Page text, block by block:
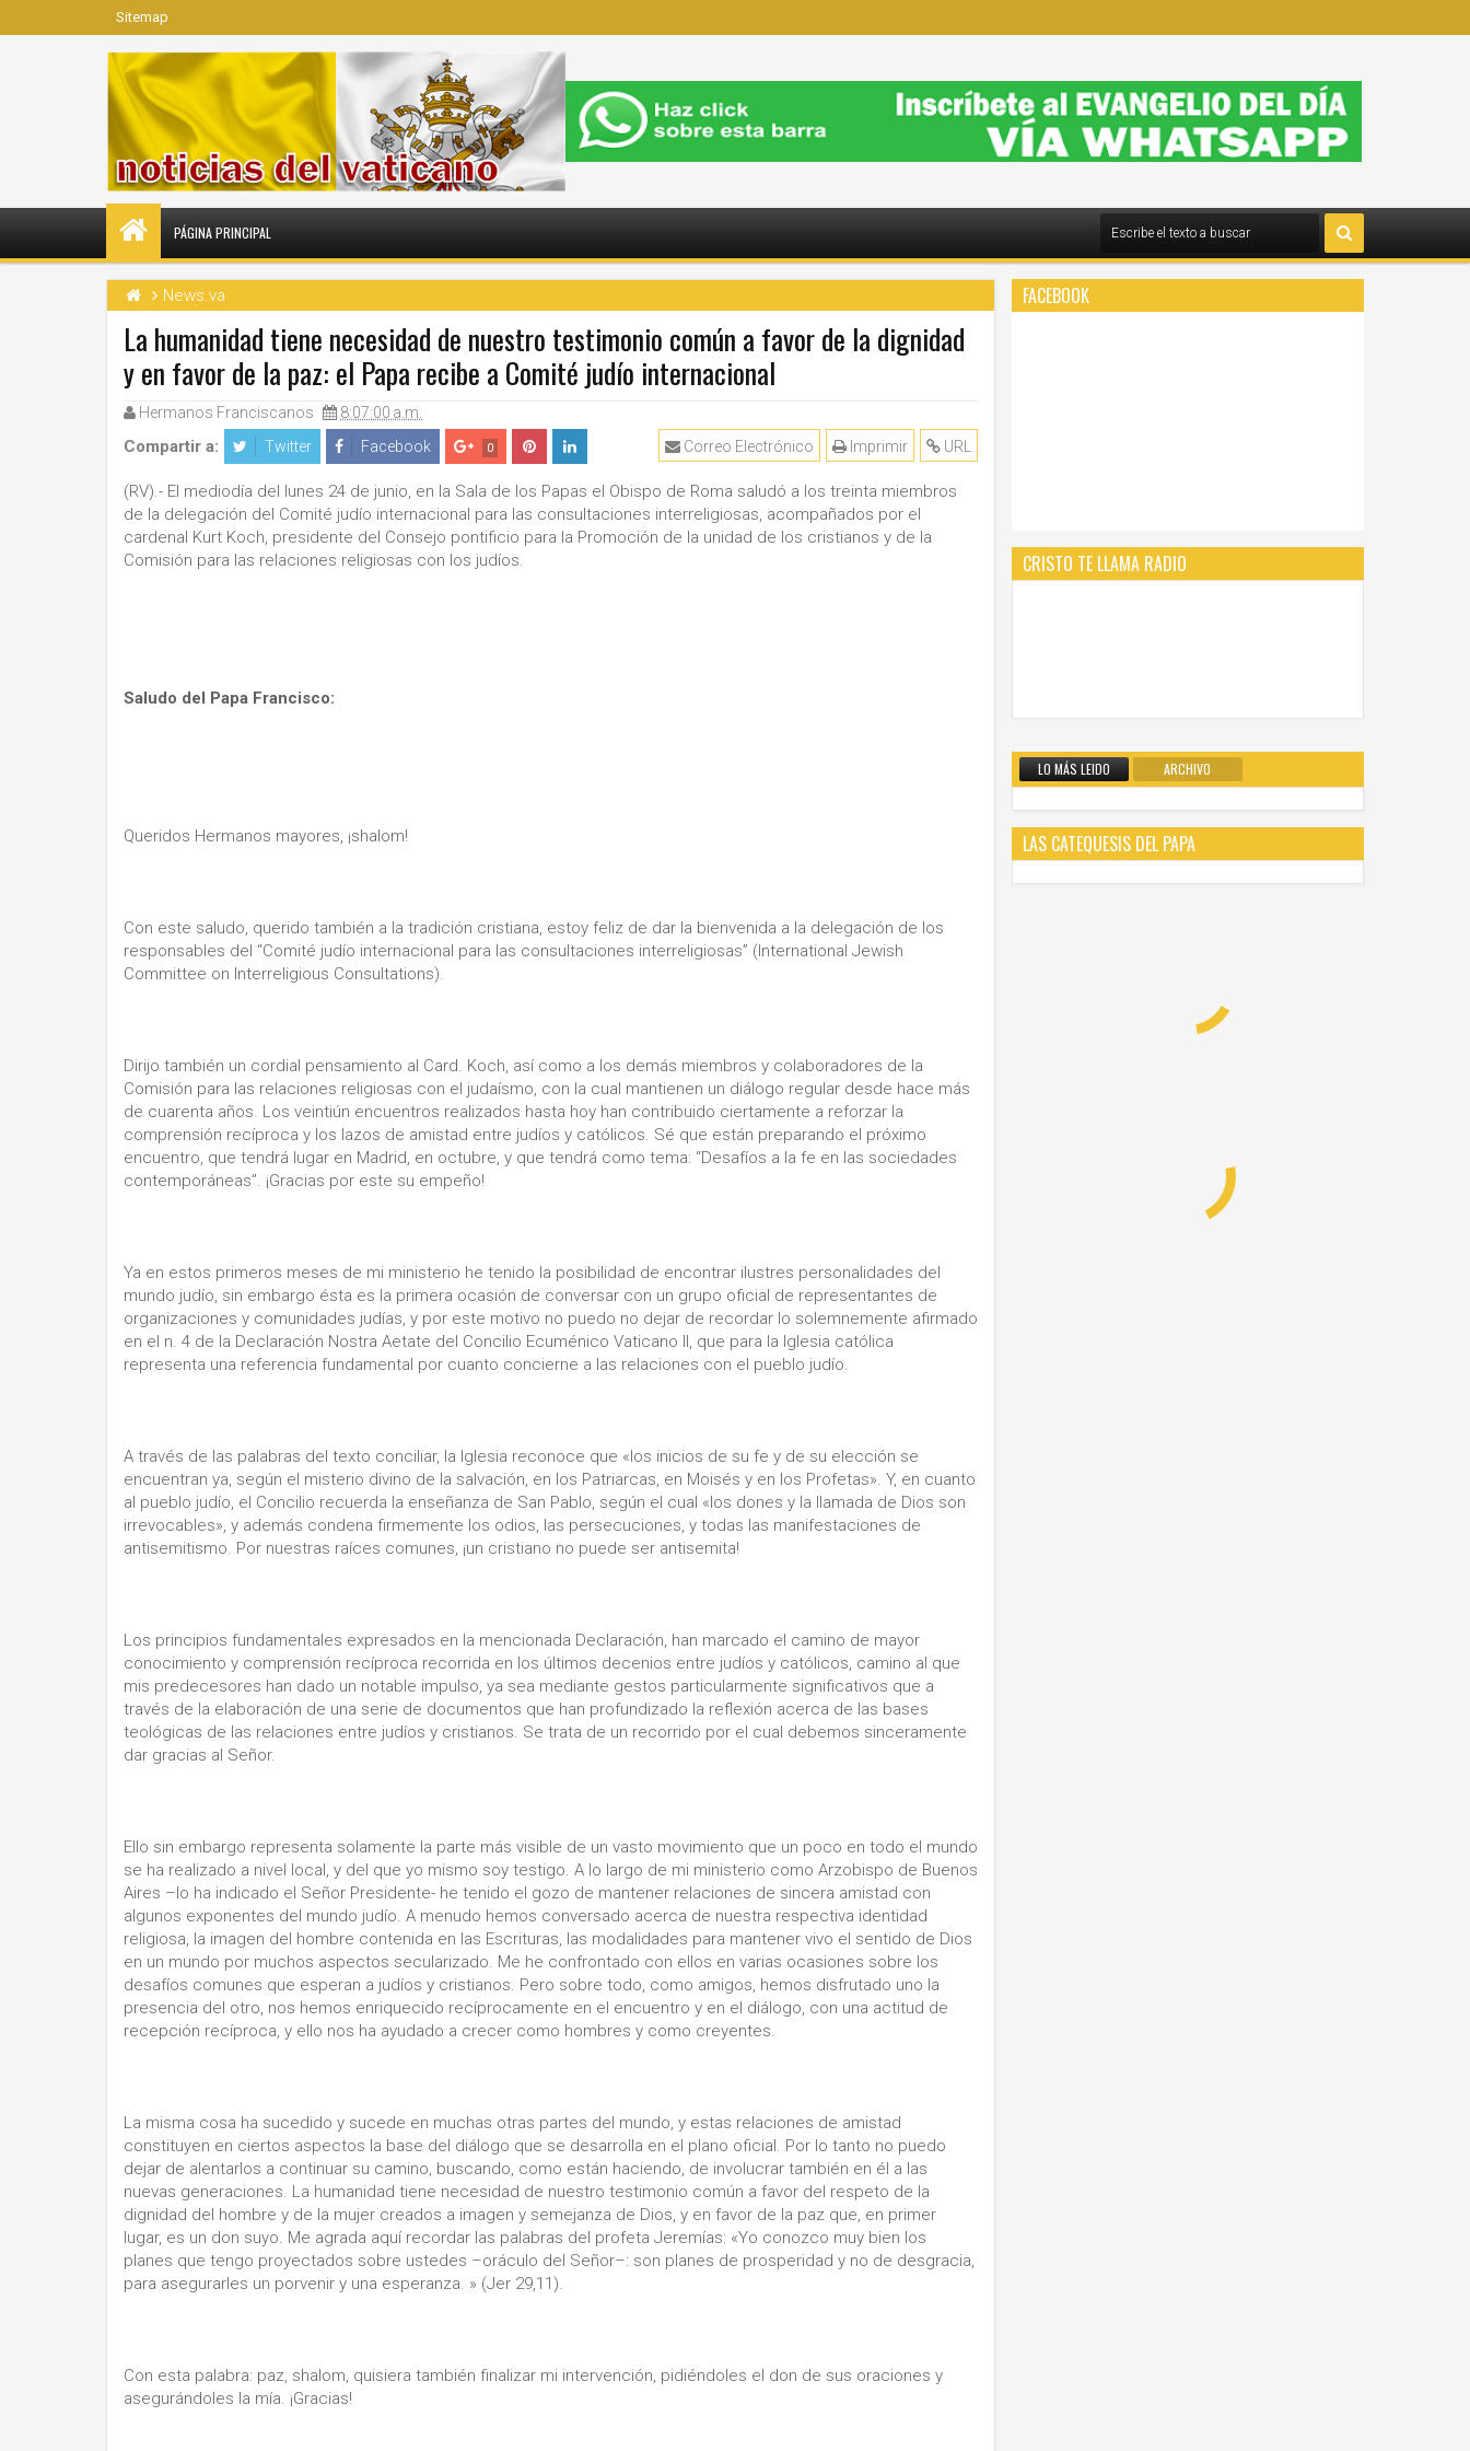
Sitemap
PÁGINA PRINCIPAL
News.va
La humanidad tiene necesidad de nuestro testimonio común a favor de la dignidad
y en favor de la paz: el Papa recibe a Comité judío internacional
Hermanos Franciscanos 8:07:00 a.m.
Compartir a: Twitter Facebook 0 URL
Imprimir
Correo Electrónico
(RV).- El mediodía del lunes 24 de junio, en la Sala de los Papas el Obispo de Roma saludó a los treinta miembros
de la delegación del Comité judío internacional para las consultaciones interreligiosas, acompañados por el
cardenal Kurt Koch, presidente del Consejo pontificio para la Promoción de la unidad de los cristianos y de la
Comisión para las relaciones religiosas con los judíos.
Saludo del Papa Francisco:
Queridos Hermanos mayores, ¡shalom!
Con este saludo, querido también a la tradición cristiana, estoy feliz de dar la bienvenida a la delegación de los
responsables del “Comité judío internacional para las consultaciones interreligiosas” (International Jewish
Committee on Interreligious Consultations).
Dirijo también un cordial pensamiento al Card. Koch, así como a los demás miembros y colaboradores de la
Comisión para las relaciones religiosas con el judaísmo, con la cual mantienen un diálogo regular desde hace más
de cuarenta años. Los veintiún encuentros realizados hasta hoy han contribuido ciertamente a reforzar la
comprensión recíproca y los lazos de amistad entre judíos y católicos. Sé que están preparando el próximo
encuentro, que tendrá lugar en Madrid, en octubre, y que tendrá como tema: “Desafíos a la fe en las sociedades
contemporáneas”. ¡Gracias por este su empeño!
Ya en estos primeros meses de mi ministerio he tenido la posibilidad de encontrar ilustres personalidades del
mundo judío, sin embargo ésta es la primera ocasión de conversar con un grupo oficial de representantes de
organizaciones y comunidades judías, y por este motivo no puedo no dejar de recordar lo solemnemente afirmado
en el n. 4 de la Declaración Nostra Aetate del Concilio Ecuménico Vaticano II, que para la Iglesia católica
representa una referencia fundamental por cuanto concierne a las relaciones con el pueblo judío.
A través de las palabras del texto conciliar, la Iglesia reconoce que «los inicios de su fe y de su elección se
encuentran ya, según el misterio divino de la salvación, en los Patriarcas, en Moisés y en los Profetas». Y, en cuanto
al pueblo judío, el Concilio recuerda la enseñanza de San Pablo, según el cual «los dones y la llamada de Dios son
irrevocables», y además condena firmemente los odios, las persecuciones, y todas las manifestaciones de
antisemitismo. Por nuestras raíces comunes, ¡un cristiano no puede ser antisemita!
Los principios fundamentales expresados en la mencionada Declaración, han marcado el camino de mayor
conocimiento y comprensión recíproca recorrida en los últimos decenios entre judíos y católicos, camino al que
mis predecesores han dado un notable impulso, ya sea mediante gestos particularmente significativos que a
través de la elaboración de una serie de documentos que han profundizado la reflexión acerca de las bases
teológicas de las relaciones entre judíos y cristianos. Se trata de un recorrido por el cual debemos sinceramente
dar gracias al Señor.
Ello sin embargo representa solamente la parte más visible de un vasto movimiento que un poco en todo el mundo
se ha realizado a nivel local, y del que yo mismo soy testigo. A lo largo de mi ministerio como Arzobispo de Buenos
Aires –lo ha indicado el Señor Presidente- he tenido el gozo de mantener relaciones de sincera amistad con
algunos exponentes del mundo judío. A menudo hemos conversado acerca de nuestra respectiva identidad
religiosa, la imagen del hombre contenida en las Escrituras, las modalidades para mantener vivo el sentido de Dios
en un mundo por muchos aspectos secularizado. Me he confrontado con ellos en varias ocasiones sobre los
desafíos comunes que esperan a judíos y cristianos. Pero sobre todo, como amigos, hemos disfrutado uno la
presencia del otro, nos hemos enriquecido recíprocamente en el encuentro y en el diálogo, con una actitud de
recepción recíproca, y ello nos ha ayudado a crecer como hombres y como creyentes.
La misma cosa ha sucedido y sucede en muchas otras partes del mundo, y estas relaciones de amistad
constituyen en ciertos aspectos la base del diálogo que se desarrolla en el plano oficial. Por lo tanto no puedo
dejar de alentarlos a continuar su camino, buscando, como están haciendo, de involucrar también en él a las
nuevas generaciones. La humanidad tiene necesidad de nuestro testimonio común a favor del respeto de la
dignidad del hombre y de la mujer creados a imagen y semejanza de Dios, y en favor de la paz que, en primer
lugar, es un don suyo. Me agrada aquí recordar las palabras del profeta Jeremías: «Yo conozco muy bien los
planes que tengo proyectados sobre ustedes –oráculo del Señor–: son planes de prosperidad y no de desgracia,
para asegurarles un porvenir y una esperanza. » (Jer 29,11).
Con esta palabra: paz, shalom, quisiera también finalizar mi intervención, pidiéndoles el don de sus oraciones y
asegurándoles la mía. ¡Gracias!
FACEBOOK
CRISTO TE LLAMA RADIO
LO MÁS LEIDO ARCHIVO
LAS CATEQUESIS DEL PAPA